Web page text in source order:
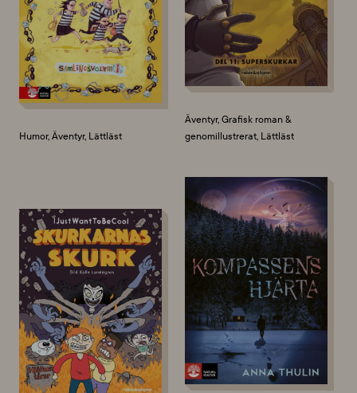
Humor, Äventyr, Lättläst
Äventyr, Grafisk roman &
genomillustrerat, Lättläst